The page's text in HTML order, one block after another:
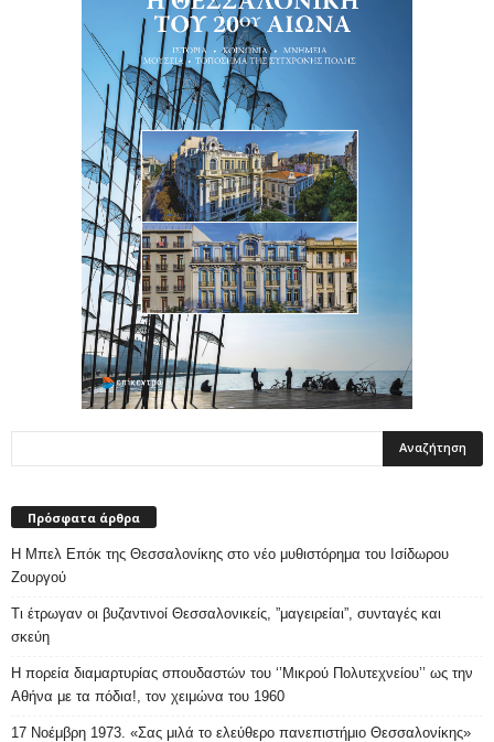
Πρόσφατα άρθρα
Η Μπελ Επόκ της Θεσσαλονίκης στο νέο μυθιστόρημα του Ισίδωρου
Ζουργού
Τι έτρωγαν οι βυζαντινοί Θεσσαλονικείς, ”μαγειρείαι”, συνταγές και
σκεύη
Η πορεία διαμαρτυρίας σπουδαστών του ‘’Μικρού Πολυτεχνείου’’ ως την
Αθήνα με τα πόδια!, τον χειμώνα του 1960
17 Νοέμβρη 1973. «Σας μιλά το ελεύθερο πανεπιστήμιο Θεσσαλονίκης»